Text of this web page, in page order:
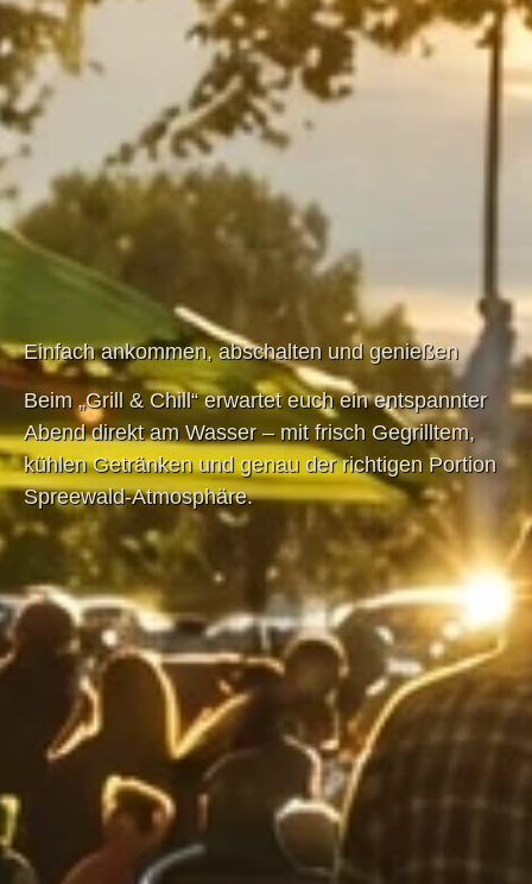
Einfach ankommen, abschalten und genießen
Beim „Grill & Chill“ erwartet euch ein entspannter
Abend direkt am Wasser – mit frisch Gegrilltem,
kühlen Getränken und genau der richtigen Portion
Spreewald-Atmosphäre.